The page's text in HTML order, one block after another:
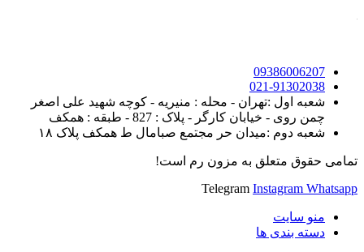
09386006207
021-91302038
شعبه اول :تهران - محله : منیریه - کوچه شهید علی اصغر
چمن روی - خیابان کارگر - پلاک : 827 - طبقه : همکف
شعبه دوم :میدان حر مجتمع صبامال ط همکف پلاک ۱۸
تمامی حقوق متعلق به مزون رم است!
Telegram Instagram Whatsapp
منو سایت
دسته بندی ها